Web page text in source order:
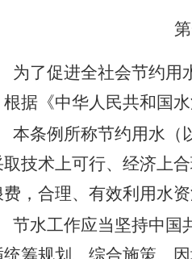
为了促进全社会节约用
据《中华人民共和国
条例所称节约用水（
技术上可行、经济上
，合理、有效利用水资
水工作应当坚持中国
筹规划、综合施策、